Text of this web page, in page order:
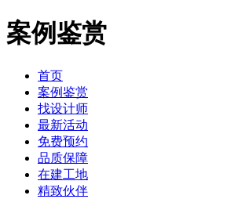
案例鉴赏
首页
案例鉴赏
找设计师
最新活动
免费预约
品质保障
在建工地
精致伙伴